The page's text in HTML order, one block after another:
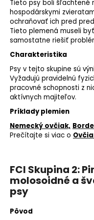
Tieto psy boli šľachtené
hospodárskymi
ochraňovať ich pred
Tieto plemená museli
samostatne riešiť
Charakteristika
Psy v tejto skupine sú
Vyžadujú pravidelnú
pracovné schopnosti z
aktívnych majiteľov.
Príklady plemien
Nemecký ovčiak,
Prečítajte si viac o
FCI Skupina 2:
molosoidné a
psy
Pôvod